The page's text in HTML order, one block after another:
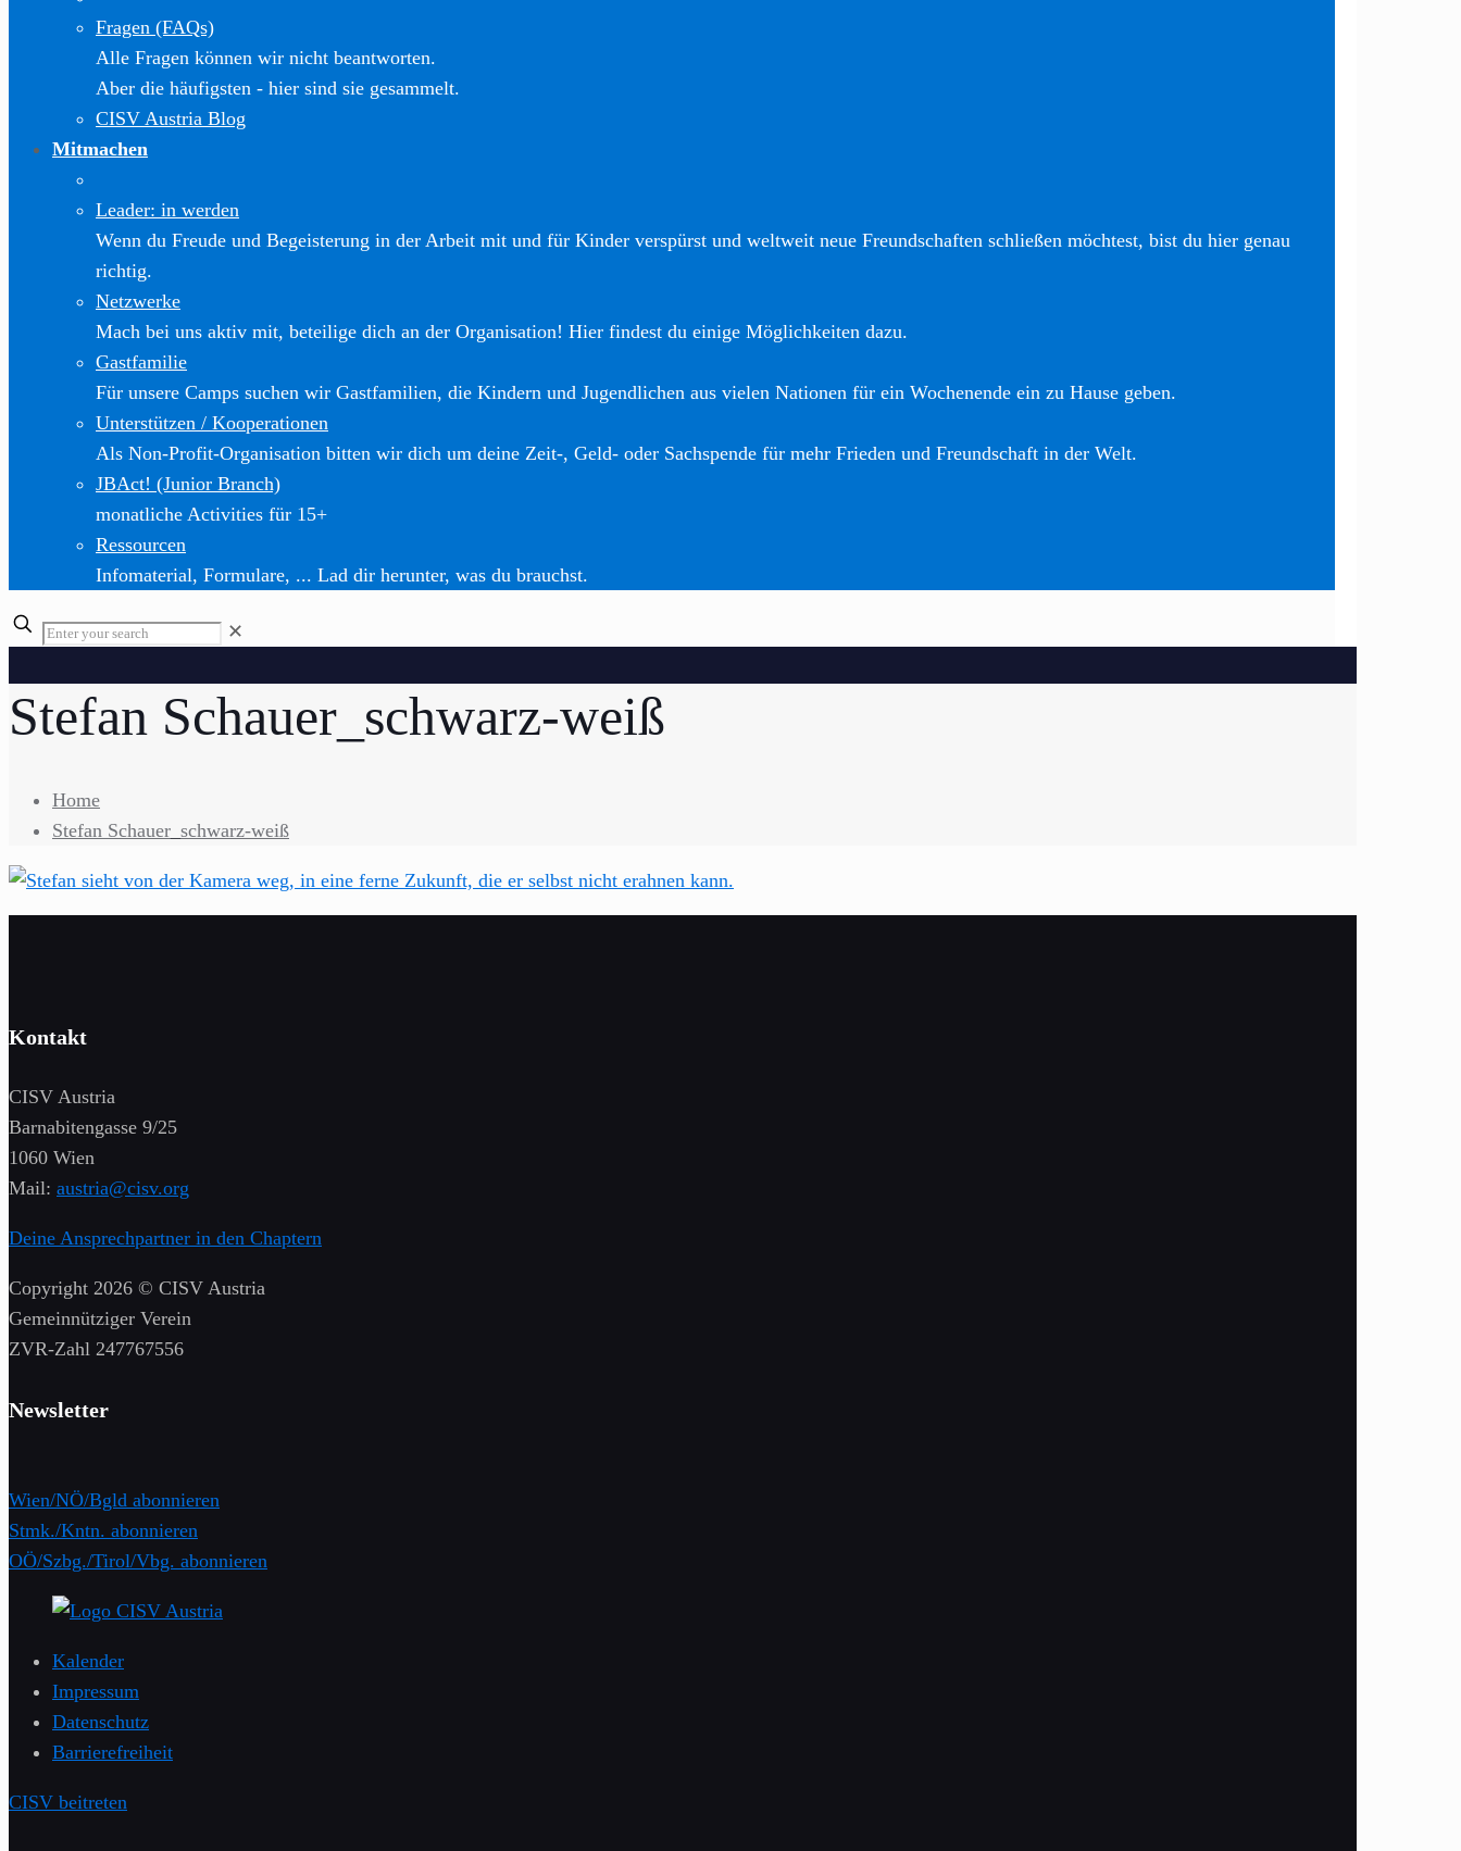
Fragen (FAQs)
Alle Fragen können wir nicht beantworten.
Aber die häufigsten - hier sind sie gesammelt.
CISV Austria Blog
Mitmachen
Leader: in werden
Wenn du Freude und Begeisterung in der Arbeit mit und für Kinder verspürst und weltweit neue Freundschaften schließen möchtest, bist du hier genau
richtig.
Netzwerke
Mach bei uns aktiv mit, beteilige dich an der Organisation! Hier findest du einige Möglichkeiten dazu.
Gastfamilie
Für unsere Camps suchen wir Gastfamilien, die Kindern und Jugendlichen aus vielen Nationen für ein Wochenende ein zu Hause geben.
Unterstützen / Kooperationen
Als Non-Profit-Organisation bitten wir dich um deine Zeit-, Geld- oder Sachspende für mehr Frieden und Freundschaft in der Welt.
JBAct! (Junior Branch)
monatliche Activities für 15+
Ressourcen
Infomaterial, Formulare, ... Lad dir herunter, was du brauchst.
✕
Stefan Schauer_schwarz-weiß
Home
Stefan Schauer_schwarz-weiß
Kontakt
CISV Austria
Barnabitengasse 9/25
1060 Wien
Mail: austria@cisv.org
Deine Ansprechpartner in den Chaptern
Copyright 2026 © CISV Austria
Gemeinnütziger Verein
​ZVR-Zahl 247767556
Newsletter
Wien/NÖ/Bgld abonnieren
Stmk./Kntn. abonnieren
OÖ/Szbg./Tirol/Vbg. abonnieren
Kalender
Impressum
Datenschutz
Barrierefreiheit
CISV beitreten